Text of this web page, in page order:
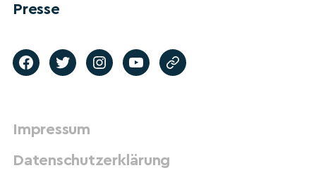
Presse
Impressum
Datenschutzerklärung